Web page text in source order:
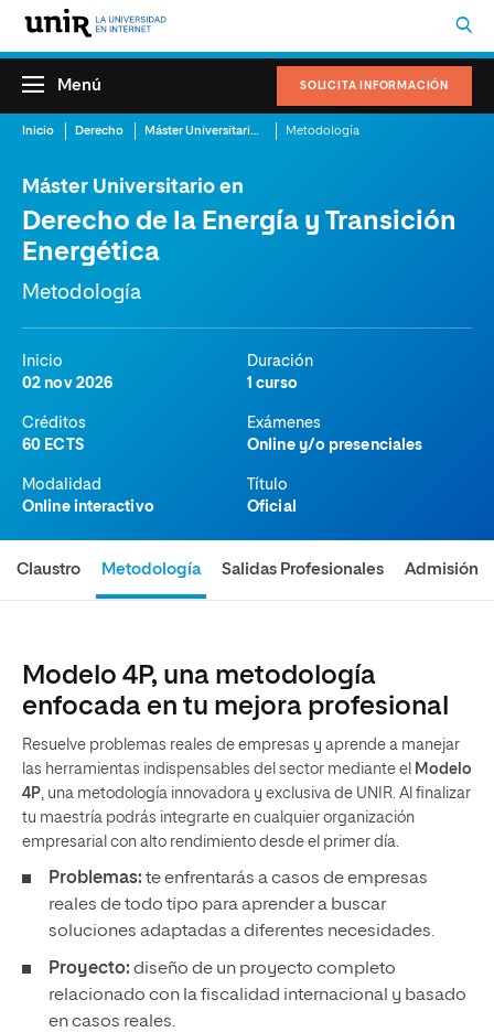
SOLICITA INFORMACIÓN
Menú
Inicio Derecho Máster Universitario en Derecho de la Energía y Transición Energética Metodología
Máster Universitario en
Derecho de la Energía y Transición
Energética
Metodología
Inicio
02 nov 2026
Duración
1 curso
Créditos
60 ECTS
Exámenes
Online y/o presenciales
Modalidad
Online interactivo
Título
Oficial
Claustro Metodología Salidas Profesionales Admisión
Modelo 4P, una metodología
enfocada en tu mejora profesional
Resuelve problemas reales de empresas y aprende a manejar
las herramientas indispensables del sector mediante el Modelo
4P, una metodología innovadora y exclusiva de UNIR. Al finalizar
tu maestría podrás integrarte en cualquier organización
empresarial con alto rendimiento desde el primer día.
Problemas: te enfrentarás a casos de empresas
reales de todo tipo para aprender a buscar
soluciones adaptadas a diferentes necesidades.
Proyecto: diseño de un proyecto completo
relacionado con la fiscalidad internacional y basado
en casos reales.